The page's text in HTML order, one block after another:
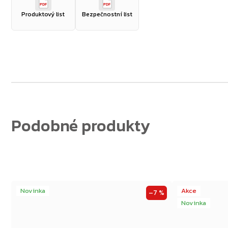
PDF
Produktový list
PDF
Bezpečnostní list
Novinka –7 %
Akce
Novinka